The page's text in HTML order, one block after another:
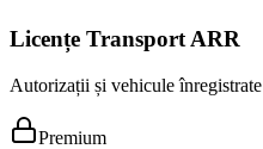
Licențe Transport ARR
Autorizații și vehicule înregistrate
Premium